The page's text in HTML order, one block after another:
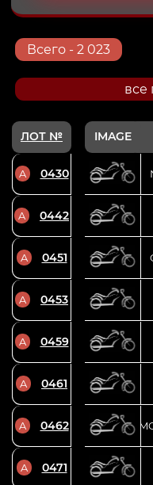
Всего - 2 023
все
ЛОТ № IMAGE
A 0430
A 0442
A 0451
A 0453
A 0459
A 0461
A 0462
A 0471